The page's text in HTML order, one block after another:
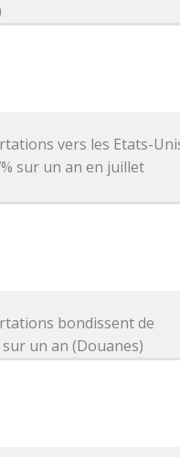
vers les Etats-
sur un an en juillet
bondissent de
un an (Douanes)